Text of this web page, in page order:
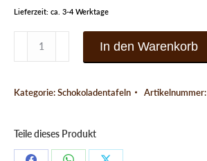
Lieferzeit: ca. 3-4 Werktage
Vollmilchschokolade
Erdnüssen
In den Warenkorb
Kategorie:Schokoladentafeln Artikelnummer:
Teile dieses Produkt